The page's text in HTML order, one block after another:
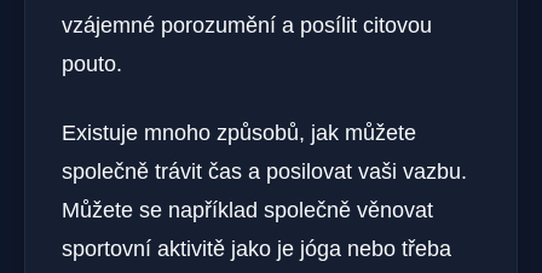
vzájemné porozumění a posílit citovou
pouto.
Existuje mnoho způsobů, jak můžete
společně trávit čas a posilovat vaši vazbu.
Můžete se například společně věnovat
sportovní aktivitě jako je jóga nebo třeba